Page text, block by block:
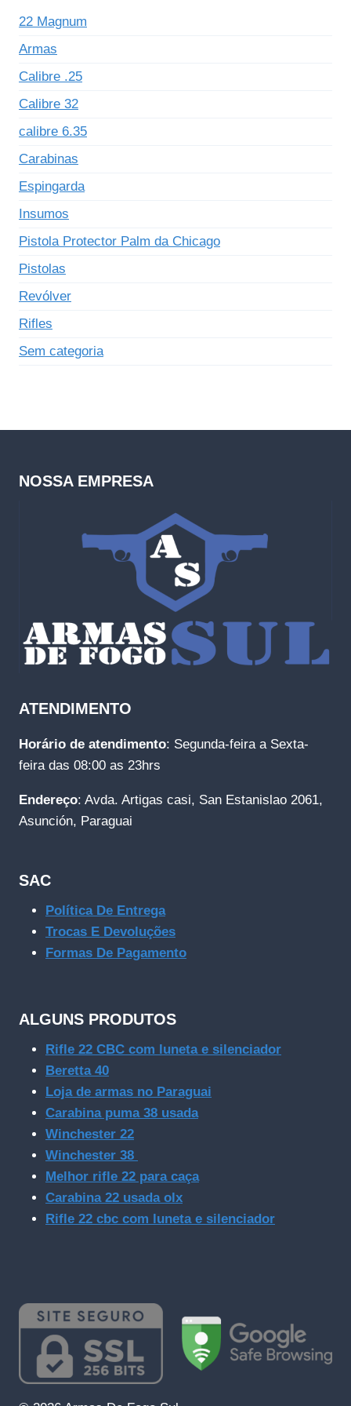
22 Magnum
Armas
Calibre .25
Calibre 32
calibre 6.35
Carabinas
Espingarda
Insumos
Pistola Protector Palm da Chicago
Pistolas
Revólver
Rifles
Sem categoria
NOSSA EMPRESA
ATENDIMENTO
Horário de atendimento: Segunda-feira a Sexta-
feira das 08:00 as 23hrs
Endereço: Avda. Artigas casi, San Estanislao 2061,
Asunción, Paraguai
SAC
Política De Entrega
Trocas E Devoluções
Formas De Pagamento
ALGUNS PRODUTOS
Rifle 22 CBC com luneta e silenciador
Beretta 40
Loja de armas no Paraguai
Carabina puma 38 usada
Winchester 22
Winchester 38
Melhor rifle 22 para caça
Carabina 22 usada olx
Rifle 22 cbc com luneta e silenciador